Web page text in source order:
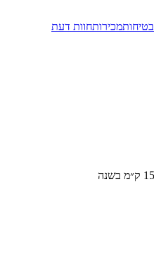
בטיחותמכירותחוות דעת